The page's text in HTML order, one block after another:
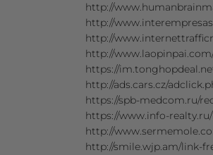
http://
http://
http://
http://
https://
http://ads.cars.cz/
https://spb-medcom.ru/
https://www.info-
http://
http://smile.wjp.am/link-